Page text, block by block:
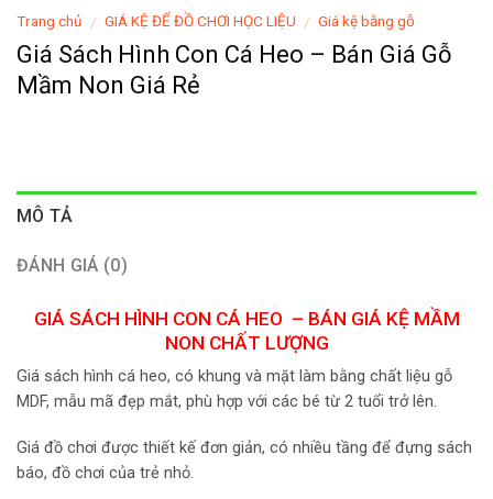
Trang chủ / GIÁ KỆ ĐỂ ĐỒ CHƠI HỌC LIỆU / Giá kệ bằng gỗ
Giá Sách Hình Con Cá Heo – Bán Giá Gỗ
Mầm Non Giá Rẻ
MÔ TẢ
ĐÁNH GIÁ (0)
GIÁ SÁCH HÌNH CON CÁ HEO – BÁN GIÁ KỆ MẦM
NON CHẤT LƯỢNG
Giá sách hình cá heo, có khung và mặt làm bằng chất liệu gỗ
MDF, mẫu mã đẹp mắt, phù hợp với các bé từ 2 tuổi trở lên.
Giá đồ chơi được thiết kế đơn giản, có nhiều tầng để đựng sách
báo, đồ chơi của trẻ nhỏ.